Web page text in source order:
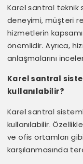
Karel santral teknik
deneyimi, müşteri
hizmetlerin
önemlidir. Ayrıca,
anlaşmalarını
Karel santral
kullanılabilir?
Karel santral
kullanılabilir.
ve ofis ortamları
karşılanmasında